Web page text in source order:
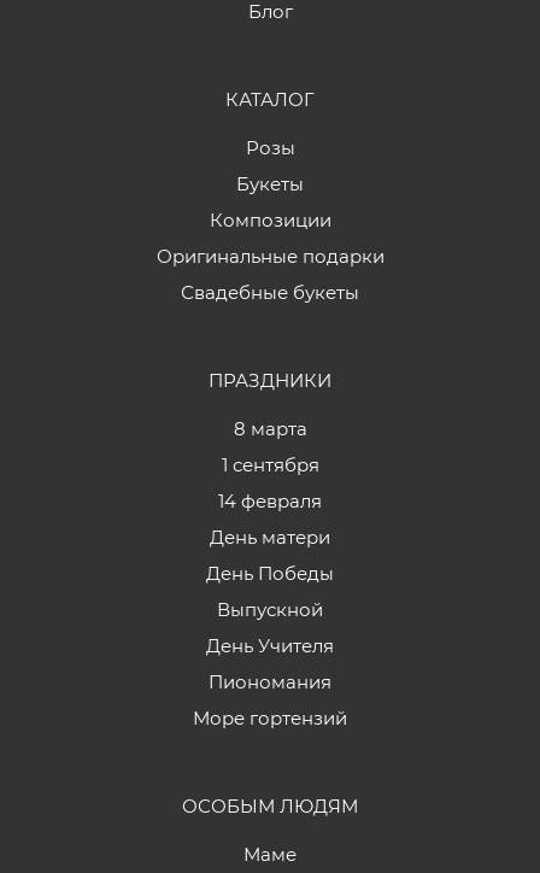
Блог
КАТАЛОГ
Розы
Букеты
Композиции
Оригинальные подарки
Свадебные букеты
ПРАЗДНИКИ
8 марта
1 сентября
14 февраля
День матери
День Победы
Выпускной
День Учителя
Пиономания
Море гортензий
ОСОБЫМ ЛЮДЯМ
Маме